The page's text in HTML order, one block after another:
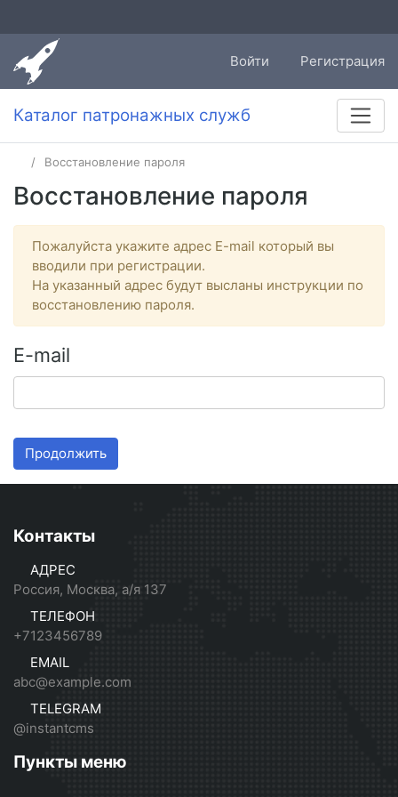
Войти Регистрация
Каталог патронажных служб
Восстановление пароля
Восстановление пароля
Пожалуйста укажите адрес E-mail который вы
вводили при регистрации.
На указанный адрес будут высланы инструкции по
восстановлению пароля.
E-mail
Продолжить
Контакты
АДРЕС
Россия, Москва, а/я 137
ТЕЛЕФОН
+7123456789
EMAIL
abc@example.com
TELEGRAM
@instantcms
Пункты меню